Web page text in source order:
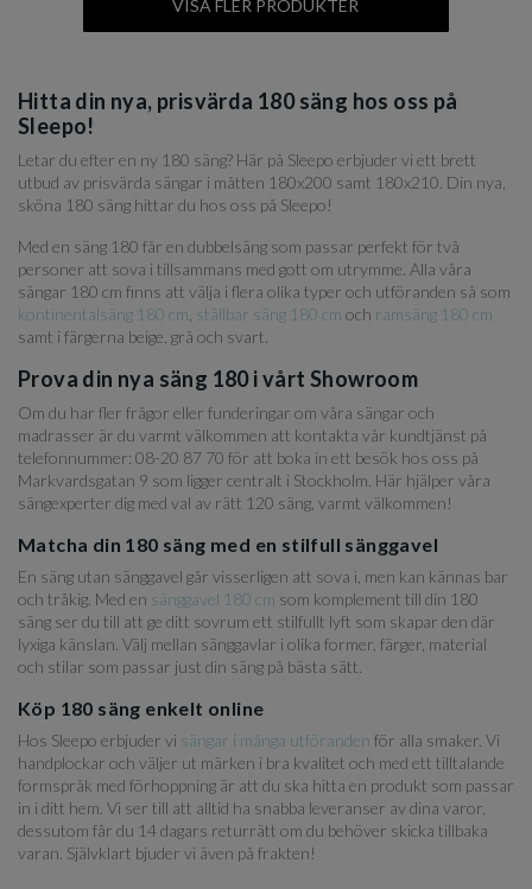
VISA FLER PRODUKTER
Hitta din nya, prisvärda 180 säng hos oss på
Sleepo!
Letar du efter en ny 180 säng? Här på Sleepo erbjuder vi ett brett
utbud av prisvärda sängar i måtten 180x200 samt 180x210. Din nya,
sköna 180 säng hittar du hos oss på Sleepo!
Med en säng 180 får en dubbelsäng som passar perfekt för två
personer att sova i tillsammans med gott om utrymme. Alla våra
sängar 180 cm finns att välja i flera olika typer och utföranden så som
kontinentalsäng 180 cm ställbar säng 180 cm och ramsäng 180 cm
samt i färgerna beige, grå och svart.
Prova din nya säng 180 i vårt Showroom
Om du har fler frågor eller funderingar om våra sängar och
madrasser är du varmt välkommen att kontakta vår kundtjänst på
telefonnummer: 08-20 87 70 för att boka in ett besök hos oss på
Markvardsgatan 9 som ligger centralt i Stockholm. Här hjälper våra
sängexperter dig med val av rätt 120 säng, varmt välkommen!
Matcha din 180 säng med en stilfull sänggavel
En säng utan sänggavel går visserligen att sova i, men kan kännas bar
och tråkig. Med en sänggavel 180 cm som komplement till din 180
säng ser du till att ge ditt sovrum ett stilfullt lyft som skapar den där
lyxiga känslan. Välj mellan sänggavlar i olika former, färger, material
och stilar som passar just din säng på bästa sätt.
Köp 180 säng enkelt online
Hos Sleepo erbjuder vi sängar i många utföranden för alla smaker. Vi
handplockar och väljer ut märken i bra kvalitet och med ett tilltalande
formspråk med förhoppning är att du ska hitta en produkt som passar
in i ditt hem. Vi ser till att alltid ha snabba leveranser av dina varor,
dessutom får du 14 dagars returrätt om du behöver skicka tillbaka
varan. Självklart bjuder vi även på frakten!